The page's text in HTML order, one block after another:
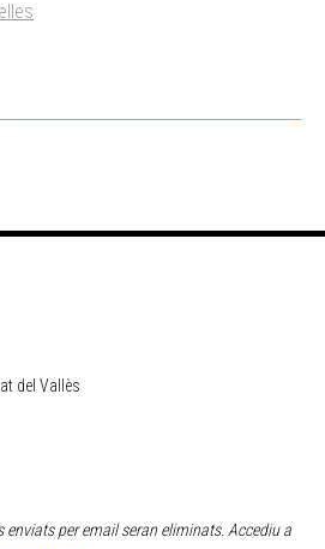
del Vallès
enviats per email seran eliminats. Accediu a